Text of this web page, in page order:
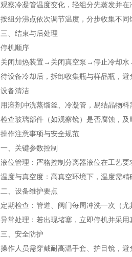
观察冷凝管温度变化，轻组分先蒸发并在
按组分沸点依次调节温度，分步收集不
三、结束与后处理
停机顺序
关闭加热装置→关闭真空泵→停止冷却水
待设备冷却后，拆卸收集瓶与样品瓶，避
设备清洁
用溶剂冲洗蒸馏釜、冷凝管，易结晶物料
检查玻璃部件（如观察镜）是否腐蚀，及
操作注意事项与安全规范
一、关键参数控制
液位管理：严格控制分离器液位在工艺要
温度与真空度：高真空环境下，温度需精
二、设备维护要点
定期检查：管道、阀门每周冲洗一次（
异常处理：若出现堵塞，立即停机并采用
三、安全防护
操作人员需穿戴耐高温手套、护目镜，避